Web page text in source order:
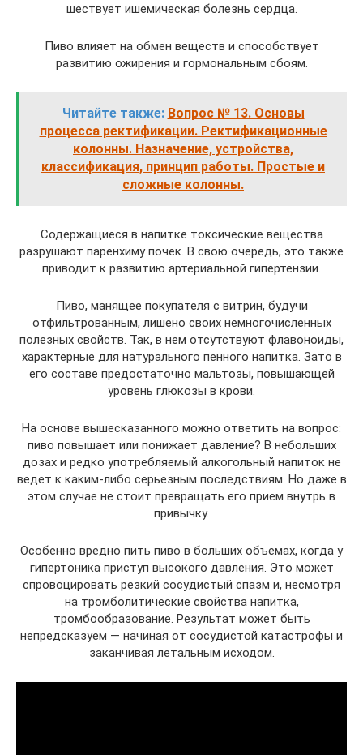
шествует ишемическая болезнь сердца.
Пиво влияет на обмен веществ и способствует
развитию ожирения и гормональным сбоям.
Читайте также: Вопрос № 13. Основы
процесса ректификации. Ректификационные
колонны. Назначение, устройства,
классификация, принцип работы. Простые и
сложные колонны.
Содержащиеся в напитке токсические вещества
разрушают паренхиму почек. В свою очередь, это также
приводит к развитию артериальной гипертензии.
Пиво, манящее покупателя с витрин, будучи
отфильтрованным, лишено своих немногочисленных
полезных свойств. Так, в нем отсутствуют флавоноиды,
характерные для натурального пенного напитка. Зато в
его составе предостаточно мальтозы, повышающей
уровень глюкозы в крови.
На основе вышесказанного можно ответить на вопрос:
пиво повышает или понижает давление? В небольших
дозах и редко употребляемый алкогольный напиток не
ведет к каким-либо серьезным последствиям. Но даже в
этом случае не стоит превращать его прием внутрь в
привычку.
Особенно вредно пить пиво в больших объемах, когда у
гипертоника приступ высокого давления. Это может
спровоцировать резкий сосудистый спазм и, несмотря
на тромболитические свойства напитка,
тромбообразование. Результат может быть
непредсказуем — начиная от сосудистой катастрофы и
заканчивая летальным исходом.